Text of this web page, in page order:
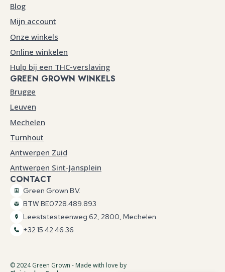
Blog
Mijn account
Onze winkels
Online winkelen
Hulp bij een THC-verslaving
GREEN GROWN WINKELS
Brugge
Leuven
Mechelen
Turnhout
Antwerpen Zuid
Antwerpen Sint-Jansplein
CONTACT
Green Grown B.V.
BTW BE0728.489.893
Leeststesteenweg 62, 2800, Mechelen
+32 15 42 46 36
© 2024 Green Grown - Made with love by